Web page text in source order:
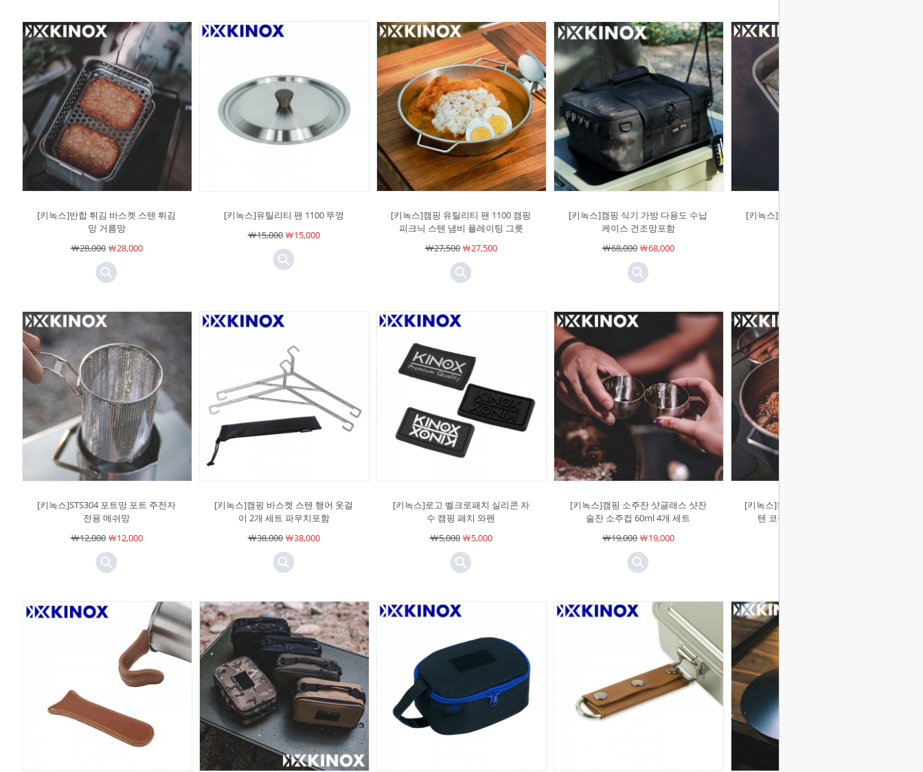
[키녹스]반합 튀김 바스켓 스텐 튀김
망 거름망
￦28,000￦28,000
[키녹스]유틸리티 팬 1100 뚜껑
￦15,000￦15,000
[키녹스]캠핑 유틸리티 팬 1100 캠핑
피크닉 스텐 냄비 플레이팅 그릇
￦27,500￦27,500
[키녹스]캠핑 식기 가방 다용도 수납
케이스 건조망포함
￦68,000￦68,000
[키녹스]캠핑 찜판 반합 찜망 백패킹
[키녹스]STS304 포트망 포트 주전자
전용 메쉬망
￦12,000￦12,000
[키녹스]캠핑 바스켓 스텐 행어 옷걸
이 2개 세트 파우치포함
￦38,000￦38,000
[키녹스]로고 벨크로패치 실리콘 자
수 캠핑 패치 와펜
￦5,000￦5,000
[키녹스]캠핑 소주잔 샷글래스 샷잔
술잔 소주컵 60ml 4개 세트
￦19,000￦19,000
[키녹스]캠핑 빅시에라 컵 1800ml 스
텐 코펠 다용도 냄비 뚜껑포함